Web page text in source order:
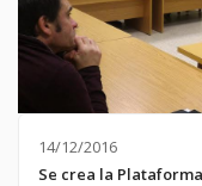
14/12/2016
Se crea la